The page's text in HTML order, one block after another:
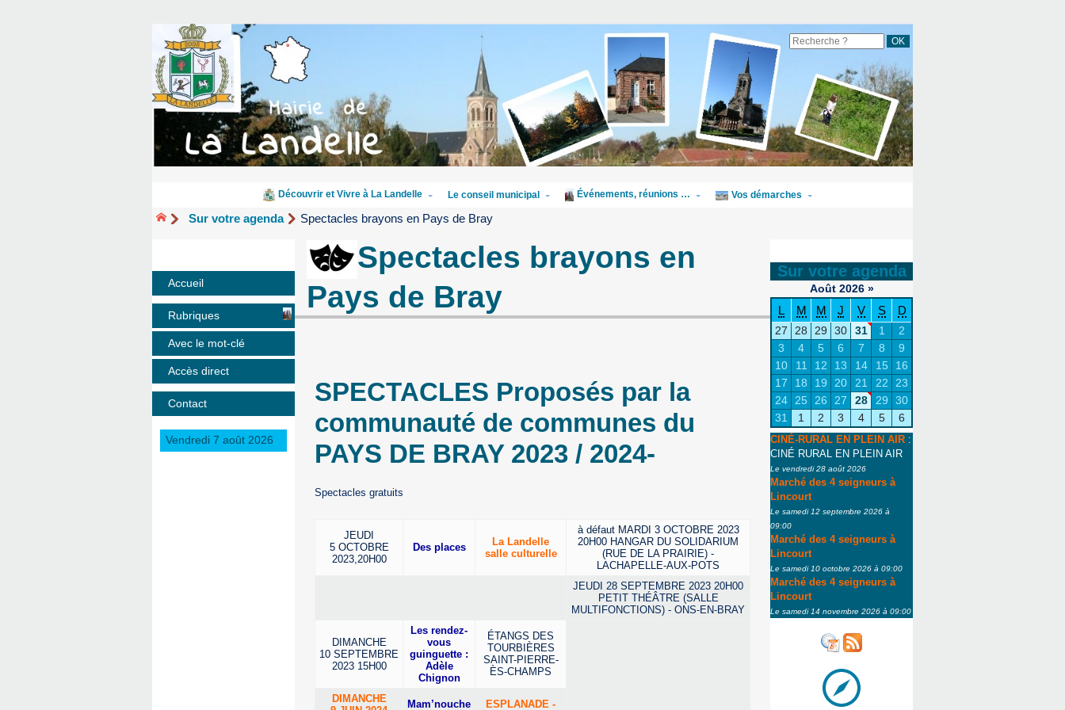
Découvrir et Vivre à La Landelle Le conseil municipal Événements, réunions … Vos démarches
Sur votre agenda Spectacles brayons en Pays de Bray
Spectacles brayons en
Pays de Bray
SPECTACLES Proposés par la
communauté de communes du
PAYS DE BRAY 2023 / 2024-
Spectacles gratuits
JEUDI
5 OCTOBRE
2023,20H00
Des places
La Landelle
salle culturelle
à défaut MARDI 3 OCTOBRE 2023
20H00 HANGAR DU SOLIDARIUM
(RUE DE LA PRAIRIE) -
LACHAPELLE-AUX-POTS
JEUDI 28 SEPTEMBRE 2023 20H00
PETIT THÉÂTRE (SALLE
MULTIFONCTIONS) - ONS-EN-BRAY
DIMANCHE
10 SEPTEMBRE
2023 15H00
Les rendez-
vous
guinguette :
Adèle
Chignon
ÉTANGS DES
TOURBIÈRES
SAINT-PIERRE-
ÈS-CHAMPS
DIMANCHE
Mam’nouche
ESPLANADE -
Accueil
Rubriques
Avec le mot-clé
Accès direct
Contact
Vendredi 7 août 2026
Sur votre agenda
Août 2026 »
L M M J V S D
27 28 29 30 31 1
2
3
4 5 6 7 8
9
10
11 12 13 14 15
16
17
18 19 20 21 22
23
24
25 26 27 28 29
30
31
1 2 3 4 5 6
CINÉ-RURAL EN PLEIN AIR :
CINÉ RURAL EN PLEIN AIR
Le vendredi 28 août 2026
Marché des 4 seigneurs à
Lincourt
Le samedi 12 septembre 2026 à
09:00
Marché des 4 seigneurs à
Lincourt
Le samedi 10 octobre 2026 à 09:00
Marché des 4 seigneurs à
Lincourt
Le samedi 14 novembre 2026 à 09:00